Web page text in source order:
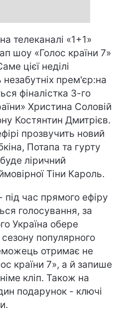
телеканалі «1+1»
шоу «Голос країни 7»
цієї неділі
незабутніх прем'єр:на
фіналістка 3-го
Христина Соловій
Костянтин Дмитрієв.
прозвучить новий
Потапа та гурту
ліричний
Тіни Кароль.
під час прямого ефіру
голосування, за
Україна обере
популярного
отримає не
країни 7», а й запише
кліп. Також на
подарунок - ключі